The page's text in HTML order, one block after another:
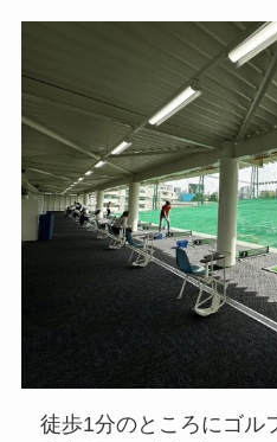
徒歩1分のところにゴル